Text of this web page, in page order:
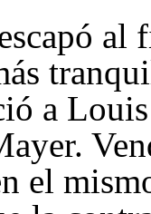
al
a
el